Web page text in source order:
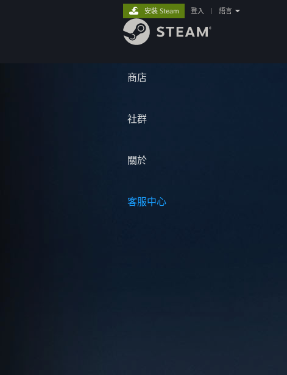
商店
社群
關於
客服中心
安裝 Steam 登入 語言